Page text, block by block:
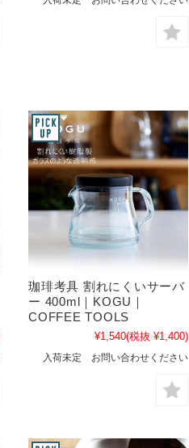
珈琲考具 割れにくいサーバ
ー 400ml｜KOGU｜
COFFEE TOOLS
¥1,540(税抜 ¥1,400)
入荷未定 お問い合わせください